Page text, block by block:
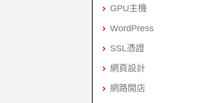
GPU主機
WordPress
SSL憑證
網頁設計
網路開店